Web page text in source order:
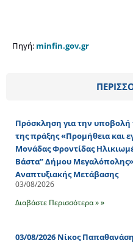
Πηγή: minfin.gov.gr
Πρόσκληση για την υποβολή
της πράξης «Προμήθεια και
Μονάδας Φροντίδας
Βάστα” Δήμου
Αναπτυξιακής Μετάβασης
03/08/2026
Διαβάστε Περισσότερα » »
03/08/2026 Νίκος